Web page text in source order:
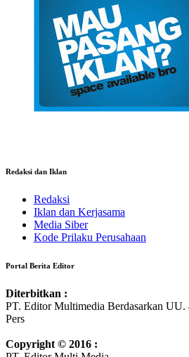
Redaksi dan Iklan
Redaksi
Iklan dan Kerjasama
Media Siber
Kode Prilaku Perusahaan
Portal Berita Editor
Diterbitkan :
PT. Editor Multimedia Berdasarkan UU.
Pers
Copyright © 2016 :